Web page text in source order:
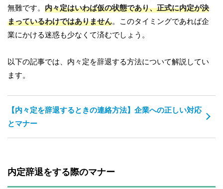
無難です。 内々定はいわば仮の状態であり、正式に内定が決
まっているわけではありません。このタイミングであれば企
業にかける迷惑も少なくて済むでしょう。
以下の記事では、内々定を辞退する方法について解説してい
ます。
【内々定を辞退するときの連絡方法】企業への正しい対応
とマナー
内定辞退をする際のマナー